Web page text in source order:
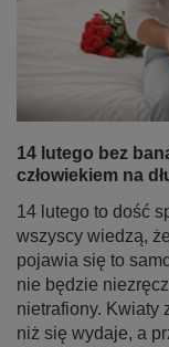
14 lutego bez
człowiekiem na
14 lutego to dość
wszyscy wiedzą,
pojawia się to
nie będzie
nietrafiony. Kwiaty
niż się wydaje, a